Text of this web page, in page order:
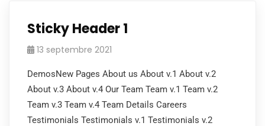
Sticky Header 1
13 septembre 2021
DemosNew Pages About us About v.1 About v.2
About v.3 About v.4 Our Team Team v.1 Team v.2
Team v.3 Team v.4 Team Details Careers
Testimonials Testimonials v.1 Testimonials v.2